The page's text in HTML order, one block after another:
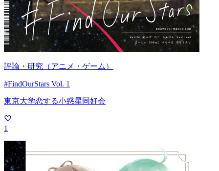
評論・研究（アニメ・ゲーム）
#FindOurStars Vol. 1
東京大学恋する小惑星同好会
1